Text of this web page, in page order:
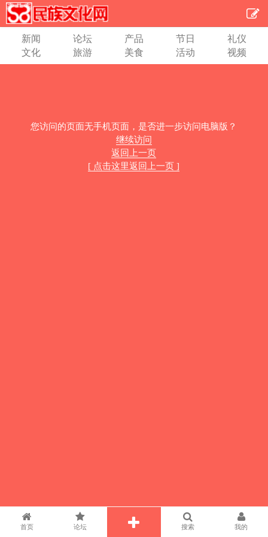
新闻 论坛 产品 节日
礼仪
文化
旅游 美食 活动 视频
您访问的页面无手机页面，是否进一步访问电脑版？
继续访问
返回上一页
[ 点击这里返回上一页 ]
首页 论坛 搜索 我的